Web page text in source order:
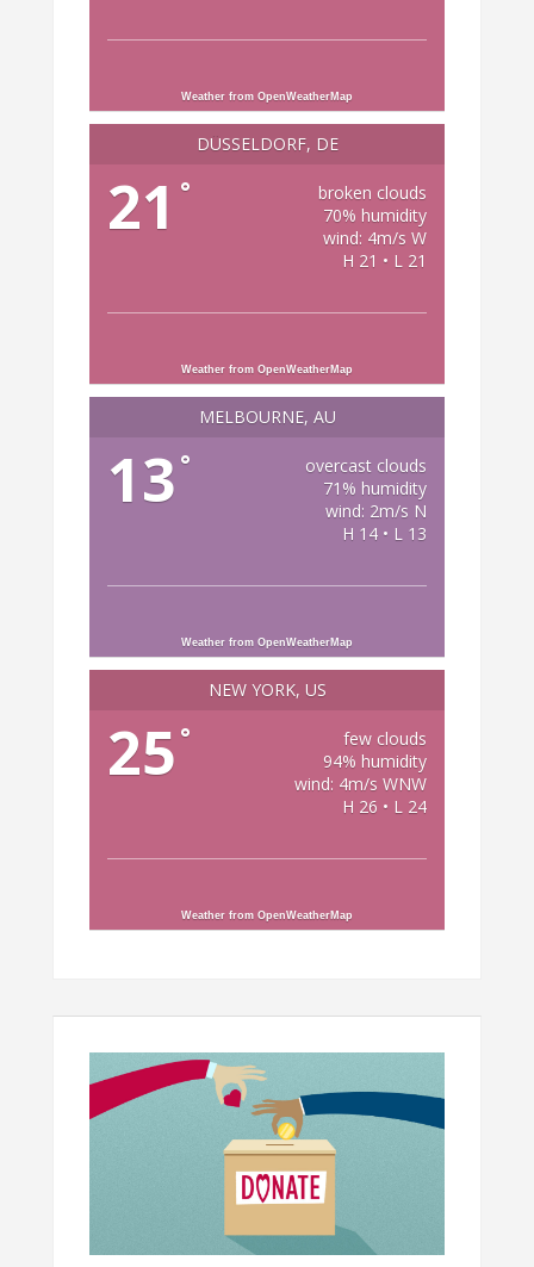
Weather from OpenWeatherMap
DÜSSELDORF, DE
21 °
broken clouds
70% humidity
wind: 4m/s W
H 21 • L 21
Weather from OpenWeatherMap
MELBOURNE, AU
13 °
overcast clouds
71% humidity
wind: 2m/s N
H 14 • L 13
Weather from OpenWeatherMap
NEW YORK, US
25 °
few clouds
94% humidity
wind: 4m/s WNW
H 26 • L 24
Weather from OpenWeatherMap